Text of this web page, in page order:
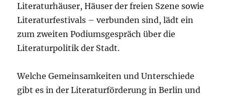
Literaturhäuser, Häuser der freien Szene sowie
Literaturfestivals – verbunden sind, lädt ein
zum zweiten Podiumsgespräch über die
Literaturpolitik der Stadt.
Welche Gemeinsamkeiten und Unterschiede
gibt es in der Literaturförderung in Berlin und